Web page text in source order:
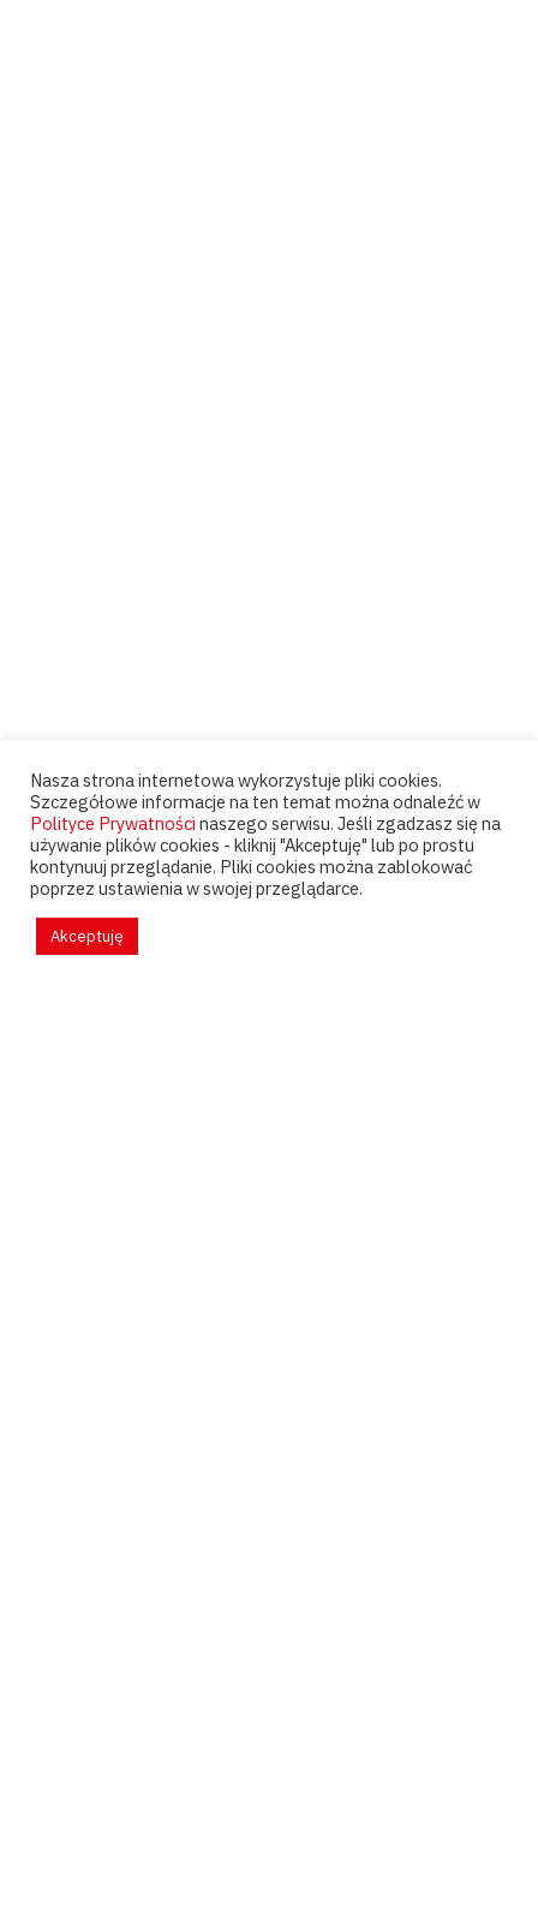
Nasza strona internetowa wykorzystuje pliki cookies.
Szczegółowe informacje na ten temat można odnaleźć w
Polityce Prywatności naszego serwisu. Jeśli zgadzasz się na
używanie plików cookies - kliknij "Akceptuję" lub po prostu
kontynuuj przeglądanie. Pliki cookies można zablokować
poprzez ustawienia w swojej przeglądarce.
Akceptuję